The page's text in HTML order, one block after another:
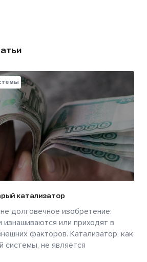
катализатор
долговечное изобретение:
изнашиваются или приходят в
факторов. Катализатор, как
системы, не является